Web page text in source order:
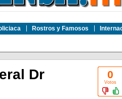
Rostros y Famosos
0
Votos
Dr